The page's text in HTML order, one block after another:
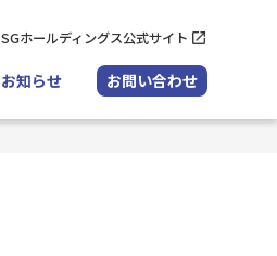
SGホールディングス公式サイト
お知らせ お問い合わせ